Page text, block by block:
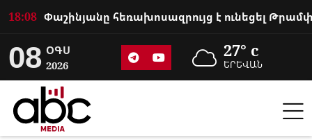
18:08
08 ՕԳՍ
2026
27° c
ԵՐԵՎԱՆ